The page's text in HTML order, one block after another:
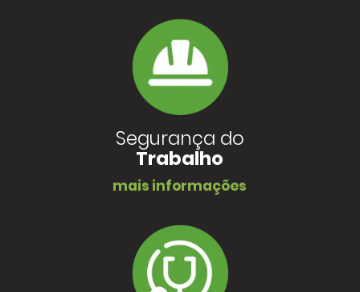
Segurança do
Trabalho
mais informações